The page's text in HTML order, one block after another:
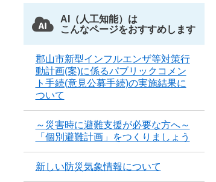
AI（人工知能）は
こんなページをおすすめします
郡山市新型インフルエンザ等対策行
動計画(案)に係るパブリックコメン
ト手続(意見公募手続)の実施結果に
ついて
～災害時に避難支援が必要な方へ～
「個別避難計画」をつくりましょう
新しい防災気象情報について